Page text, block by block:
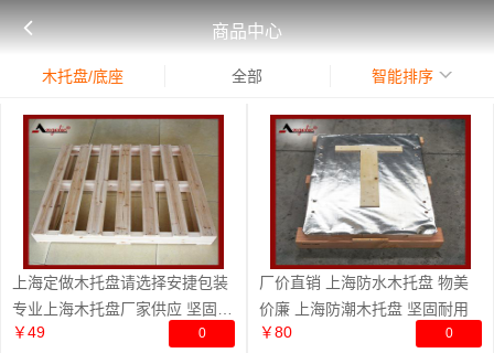
商品中心
木托盘/底座 全部 智能排序
上海定做木托盘请选择安捷包装
专业上海木托盘厂家供应 坚固耐
用
￥49 0
厂价直销 上海防水木托盘 物美
价廉 上海防潮木托盘 坚固耐用
￥80
0